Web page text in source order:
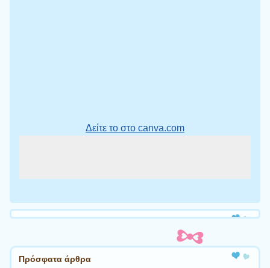
Δείτε το στο canva.com
Πρόσφατα άρθρα